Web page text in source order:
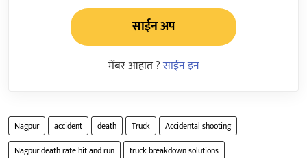
साईन अप
मेंबर आहात ?साईन इन
Nagpur accident death Truck
Accidental shooting
Nagpur death rate hit and run
truck breakdown solutions